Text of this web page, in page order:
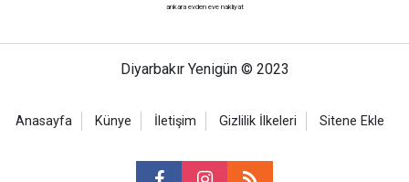
ankara evden eve nakliyat
Diyarbakır Yenigün © 2023
Anasayfa Künye İletişim Gizlilik İlkeleri Sitene Ekle